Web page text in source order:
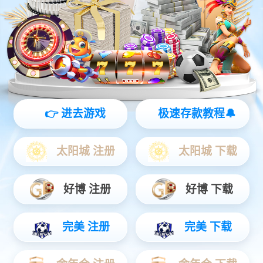
灵动 | 亲和 | 智能
查看更多